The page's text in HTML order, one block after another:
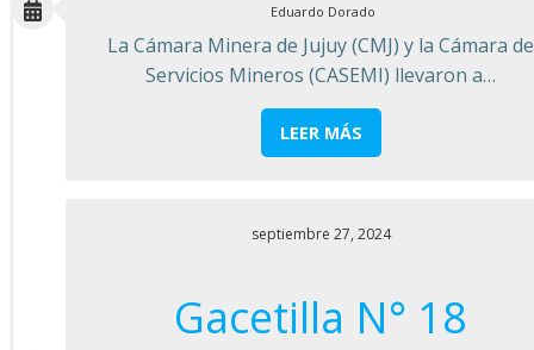
Eduardo Dorado
La Cámara Minera de Jujuy (CMJ) y la Cámara de
Servicios Mineros (CASEMI) llevaron a…
LEER MÁS
septiembre 27, 2024
Gacetilla N° 18